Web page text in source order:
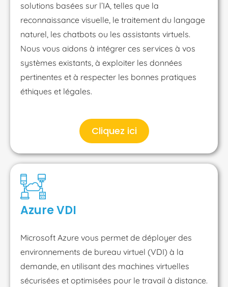
solutions basées sur l’IA, telles que la
reconnaissance visuelle, le traitement du langage
naturel, les chatbots ou les assistants virtuels.
Nous vous aidons à intégrer ces services à vos
systèmes existants, à exploiter les données
pertinentes et à respecter les bonnes pratiques
éthiques et légales.
Cliquez ici
Azure VDI
Microsoft Azure vous permet de déployer des
environnements de bureau virtuel (VDI) à la
demande, en utilisant des machines virtuelles
sécurisées et optimisées pour le travail à distance.